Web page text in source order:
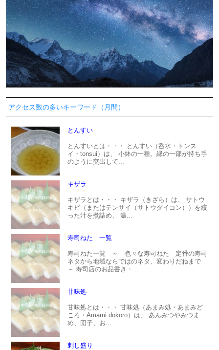
アクセス数の多いキーワード（月間）
とんすい
とんすいとは・・・ とんすい（呑水・トンス
イ・tonsui）は、 小鉢の一種。縁の一部が持ち手
のように突出して...
キザラ
キザラとは・・・ キザラ（きざら）は、 サトウ
キビ（またはテンサイ（サトウダイコン））を絞
った汁を煮詰め、 濃...
寿司ねた 一覧
寿司ねた一覧 ～ 色々な寿司ねた 定番の寿司
ネタから地域ならではのネタ、変わりだねまで
～ 寿司店のお品書き・...
甘味処
甘味処とは・・・ 甘味処（あまみ処・あまみど
ころ・Amami dokoro）は、 あんみつやみつま
め、団子、お...
刺し盛り